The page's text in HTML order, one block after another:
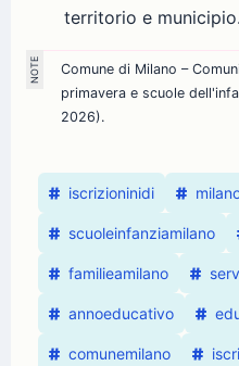
territorio e municipio.
Comune di Milano –
primavera e scuole
2026).
iscrizioninidi
scuoleinfanziamilano
familieamilano
annoeducativo
comunemilano